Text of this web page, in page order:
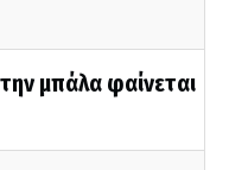
μπάλα φαίνεται